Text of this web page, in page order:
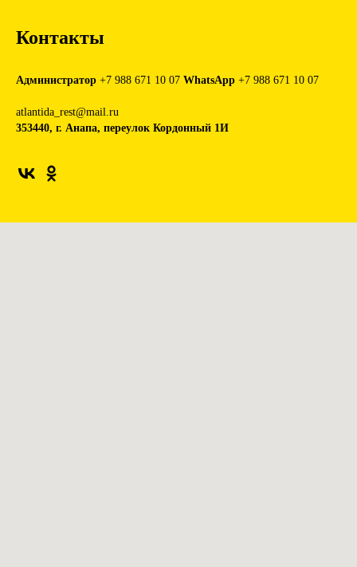
Контакты
Администратор +7 988 671 10 07 WhatsApp +7 988 671 10 07
atlantida_rest@mail.ru
353440, г. Анапа, переулок Кордонный 1И